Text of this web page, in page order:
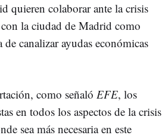
quieren colaborar ante la crisis
la ciudad de Madrid como
canalizar ayudas económicas
como señaló EFE, los
en todos los aspectos de la crisis
sea más necesaria en este